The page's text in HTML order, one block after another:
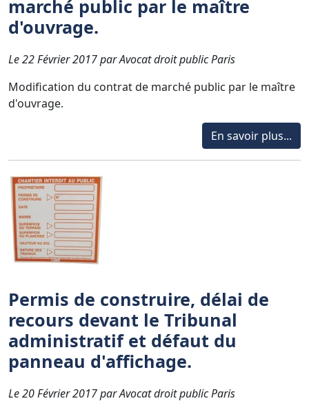
marché public par le maître
d'ouvrage.
Le 22 Février 2017 par Avocat droit public Paris
Modification du contrat de marché public par le maître
d'ouvrage.
En savoir plus...
Permis de construire, délai de
recours devant le Tribunal
administratif et défaut du
panneau d'affichage.
Le 20 Février 2017 par Avocat droit public Paris